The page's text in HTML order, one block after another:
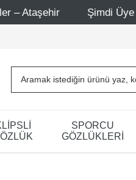
Şimdi Üye ol ! 5000 TL
SPORCU
GÖZLÜKLERİ